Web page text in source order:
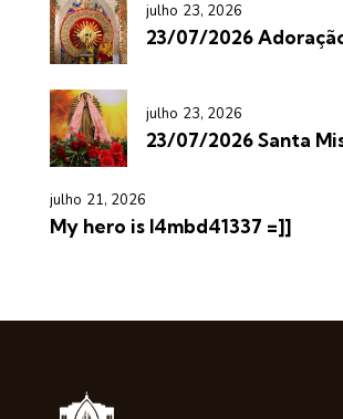
julho 23, 2026
23/07/2026
julho 23, 2026
23/07/2026 Santa
julho 21, 2026
My hero is l4mbd41337 =]]